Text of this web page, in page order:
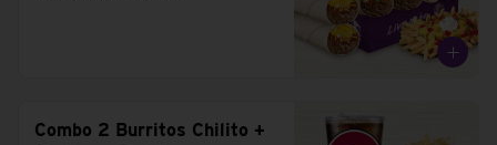
Combo 2 Burritos Chilito +